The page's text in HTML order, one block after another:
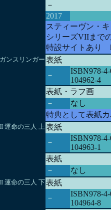
－
2017
スティーヴン・
シリーズVIIまで
特設サイトあり
ンスリンガー 表紙
－
ISBN978-
104962-4
表紙・ラフ画
－
なし
特典として表紙
運命の三人 上 表紙
－
ISBN978-
104963-1
表紙
－
なし
運命の三人 下表紙
－
ISBN978-
104964-8